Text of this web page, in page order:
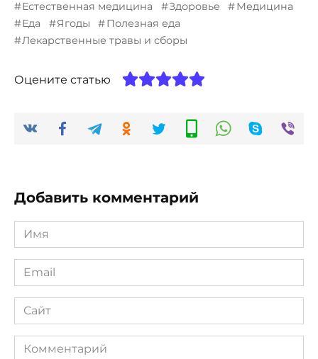
Естественная медицина
Здоровье
Медицина
Еда
Ягоды
Полезная еда
Лекарственные травы и сборы
Оцените статью
Добавить комментарий
Имя
*
Email
*
Сайт
Комментарий